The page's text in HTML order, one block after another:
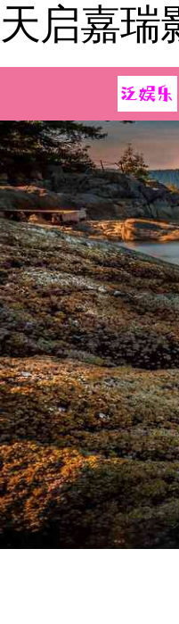
天启嘉瑞